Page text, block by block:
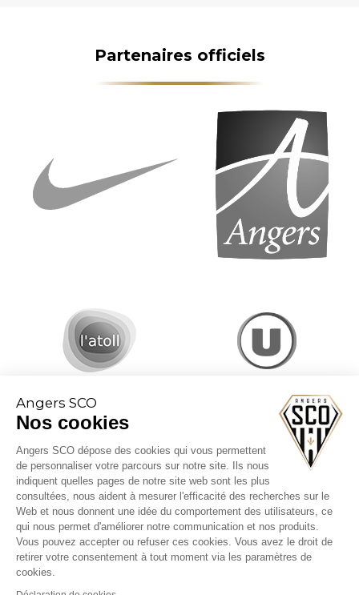
Angers SCO
Nos cookies
Angers SCO dépose des cookies qui vous permettent
de personnaliser votre parcours sur notre site. Ils nous
indiquent quelles pages de notre site web sont les plus
consultées, nous aident à mesurer l'efficacité des recherches sur le
Web et nous donnent une idée du comportement des utilisateurs, ce
qui nous permet d'améliorer notre communication et nos produits.
Vous pouvez accepter ou refuser ces cookies. Vous avez le droit de
retirer votre consentement à tout moment via les paramètres de
cookies.
Partenaires officiels
CGV billetterie
Mentions légales
Politique cookies